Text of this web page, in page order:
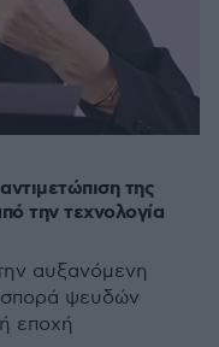
της
την τεχνολογία
αυξανόμενη
ψευδών
εποχή